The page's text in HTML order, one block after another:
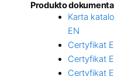
Produkto
Karta
EN
Certyfikat
Certyfikat
Certyfikat